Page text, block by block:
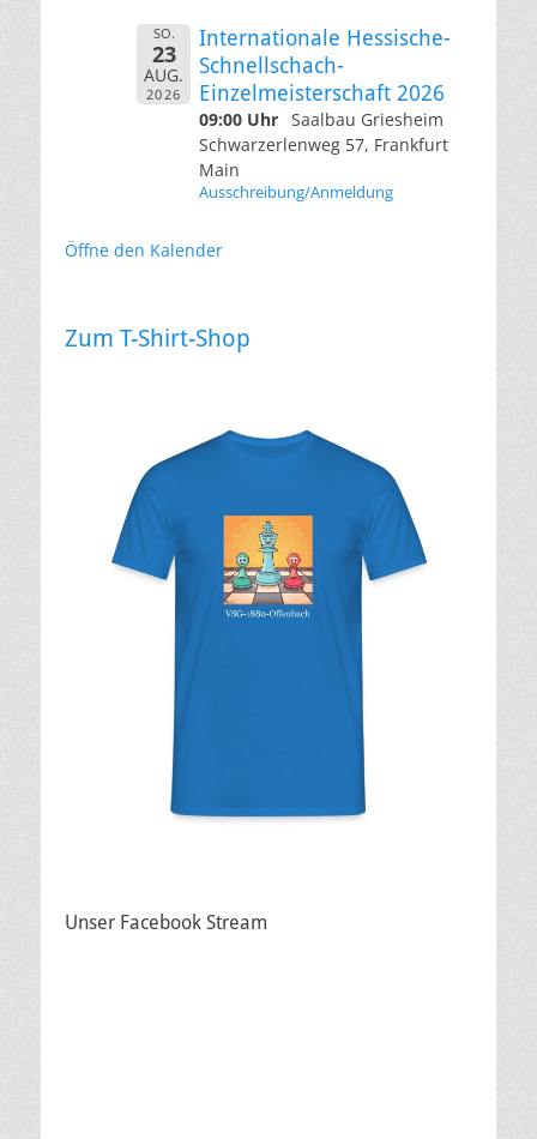
SO.
23
AUG.
2026
Internationale Hessische-
Schnellschach-
Einzelmeisterschaft 2026
09:00 Uhr Saalbau Griesheim
Schwarzerlenweg 57, Frankfurt
Main
Ausschreibung/Anmeldung
Öffne den Kalender
Zum T-Shirt-Shop
Unser Facebook Stream